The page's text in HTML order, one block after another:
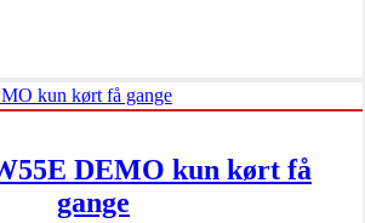
DEMO kun kørt få
gange